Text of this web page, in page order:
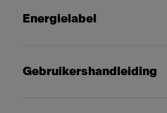
Energielabel
Gebruikershandleiding